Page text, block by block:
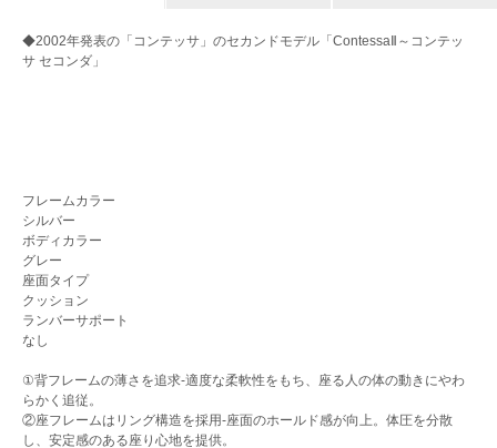
◆2002年発表の「コンテッサ」のセカンドモデル「ContessaⅡ～コンテッ
サ セコンダ」
フレームカラー
シルバー
ボディカラー
グレー
座面タイプ
クッション
ランバーサポート
なし
①背フレームの薄さを追求-適度な柔軟性をもち、座る人の体の動きにやわ
らかく追従。
②座フレームはリング構造を採用-座面のホールド感が向上。体圧を分散
し、安定感のある座り心地を提供。